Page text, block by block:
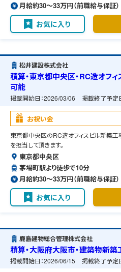
月給約30〜33万円（前職給与保証）
お気に入り
松井建設株式会社
積算・東京都中央区・RC造オフ
可能
掲載開始日：2026/03/06 掲載終了予定
お祝い金
東京都中央区のRC造オフィスビル新築
を担当して頂きます。
東京都中央区
茅場町駅より徒歩で10分
月給約30〜33万円（前職給与保証）
お気に入り
鹿島建物総合管理株式会社
積算・大阪府大阪市・建築物新
掲載開始日：2026/06/15 掲載終了予定